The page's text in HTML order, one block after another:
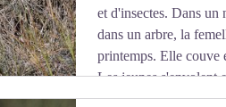
et d'insectes. Dans un
dans un arbre, la
printemps. Elle couve
Les jeunes s'envolent